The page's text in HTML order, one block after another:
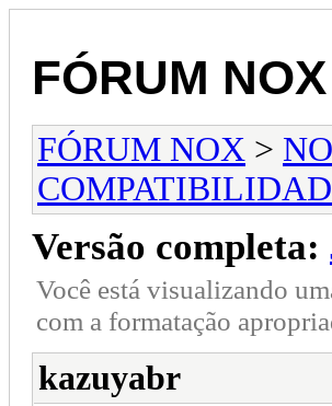
FÓRUM NOX
FÓRUM NOX >
Versão completa:
Você está visualizando
com a formatação
kazuyabr